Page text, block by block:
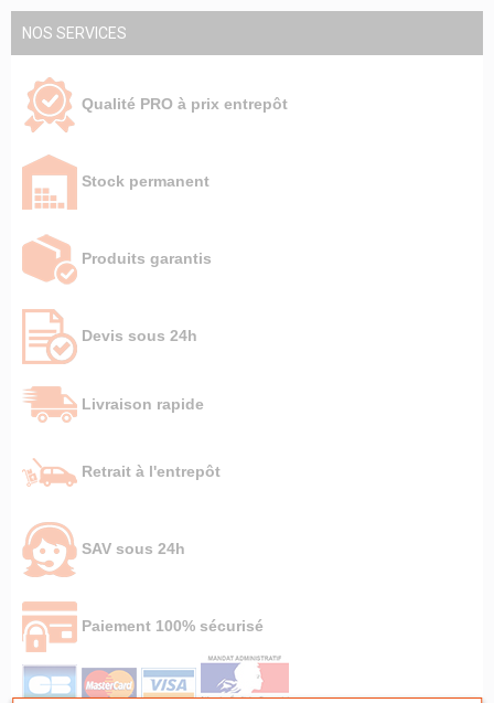
NOS SERVICES
Qualité PRO à prix entrepôt
Stock permanent
Produits garantis
Devis sous 24h
Livraison rapide
Retrait à l'entrepôt
SAV sous 24h
Paiement 100% sécurisé